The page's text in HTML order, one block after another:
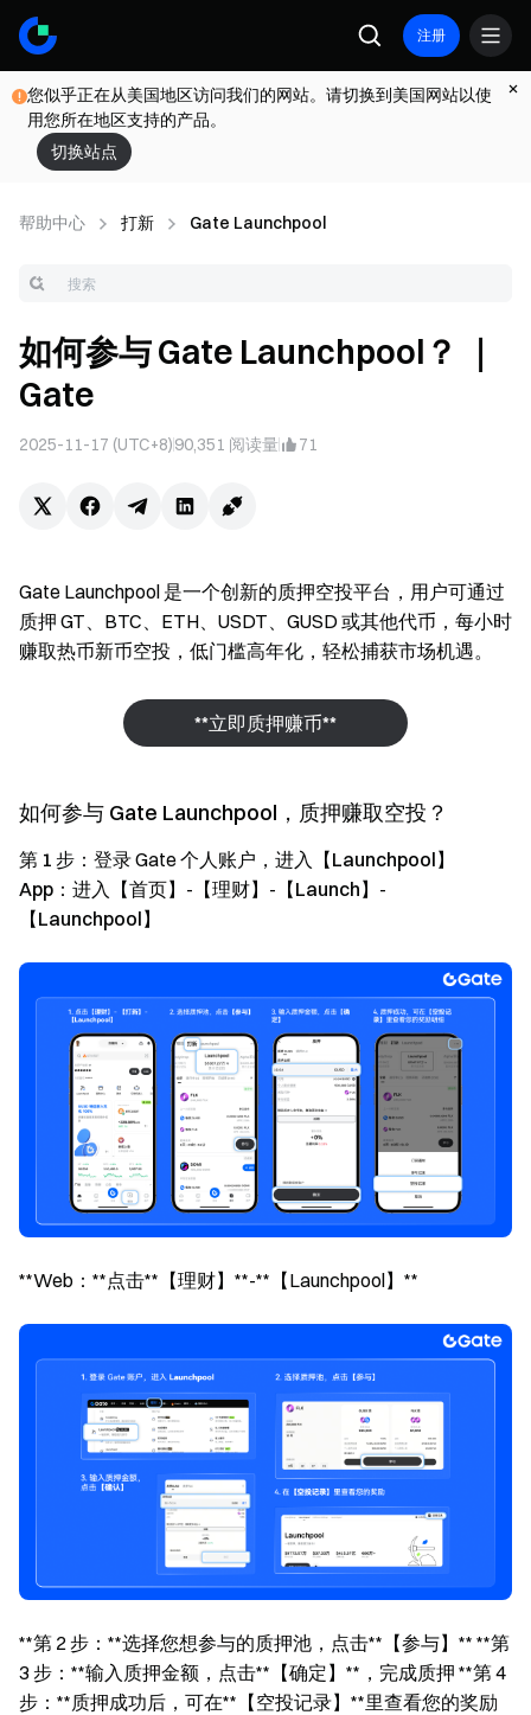
注册
您似乎正在从美国地区访问我们的网站。请切换到美国网站以使
用您所在地区支持的产品。
切换站点
帮助中心 打新 Gate Launchpool
如何参与 Gate Launchpool？ ｜
Gate
2025-11-17 (UTC+8)90,351 阅读量 71
Gate Launchpool 是一个创新的质押空投平台，用户可通过
质押 GT、BTC、ETH、USDT、GUSD 或其他代币，每小时
赚取热币新币空投，低门槛高年化，轻松捕获市场机遇。
**立即质押赚币**
如何参与 Gate Launchpool，质押赚取空投？
第 1 步： 登录 Gate 个人账户，进入 【Launchpool】
App： 进入 【首页】 - 【理财】 - 【Launch】 -
【Launchpool】
**Web：**点击**【理财】**-**【Launchpool】**
**第 2 步：**选择您想参与的质押池，点击**【参与】** **第
3 步：**输入质押金额，点击**【确定】**，完成质押 **第 4
步：**质押成功后，可在**【空投记录】**里查看您的奖励